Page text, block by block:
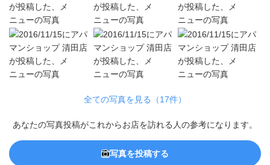
全ての写真を見る（17件）
あなたの写真投稿がこれからお店を訪れる人の参考になります。
写真を投稿する